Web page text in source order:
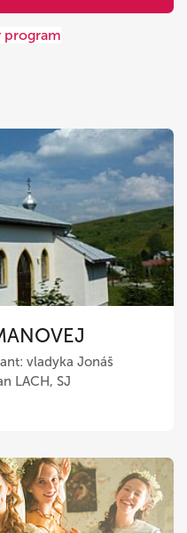
program
vladyka Jonáš
LACH, SJ